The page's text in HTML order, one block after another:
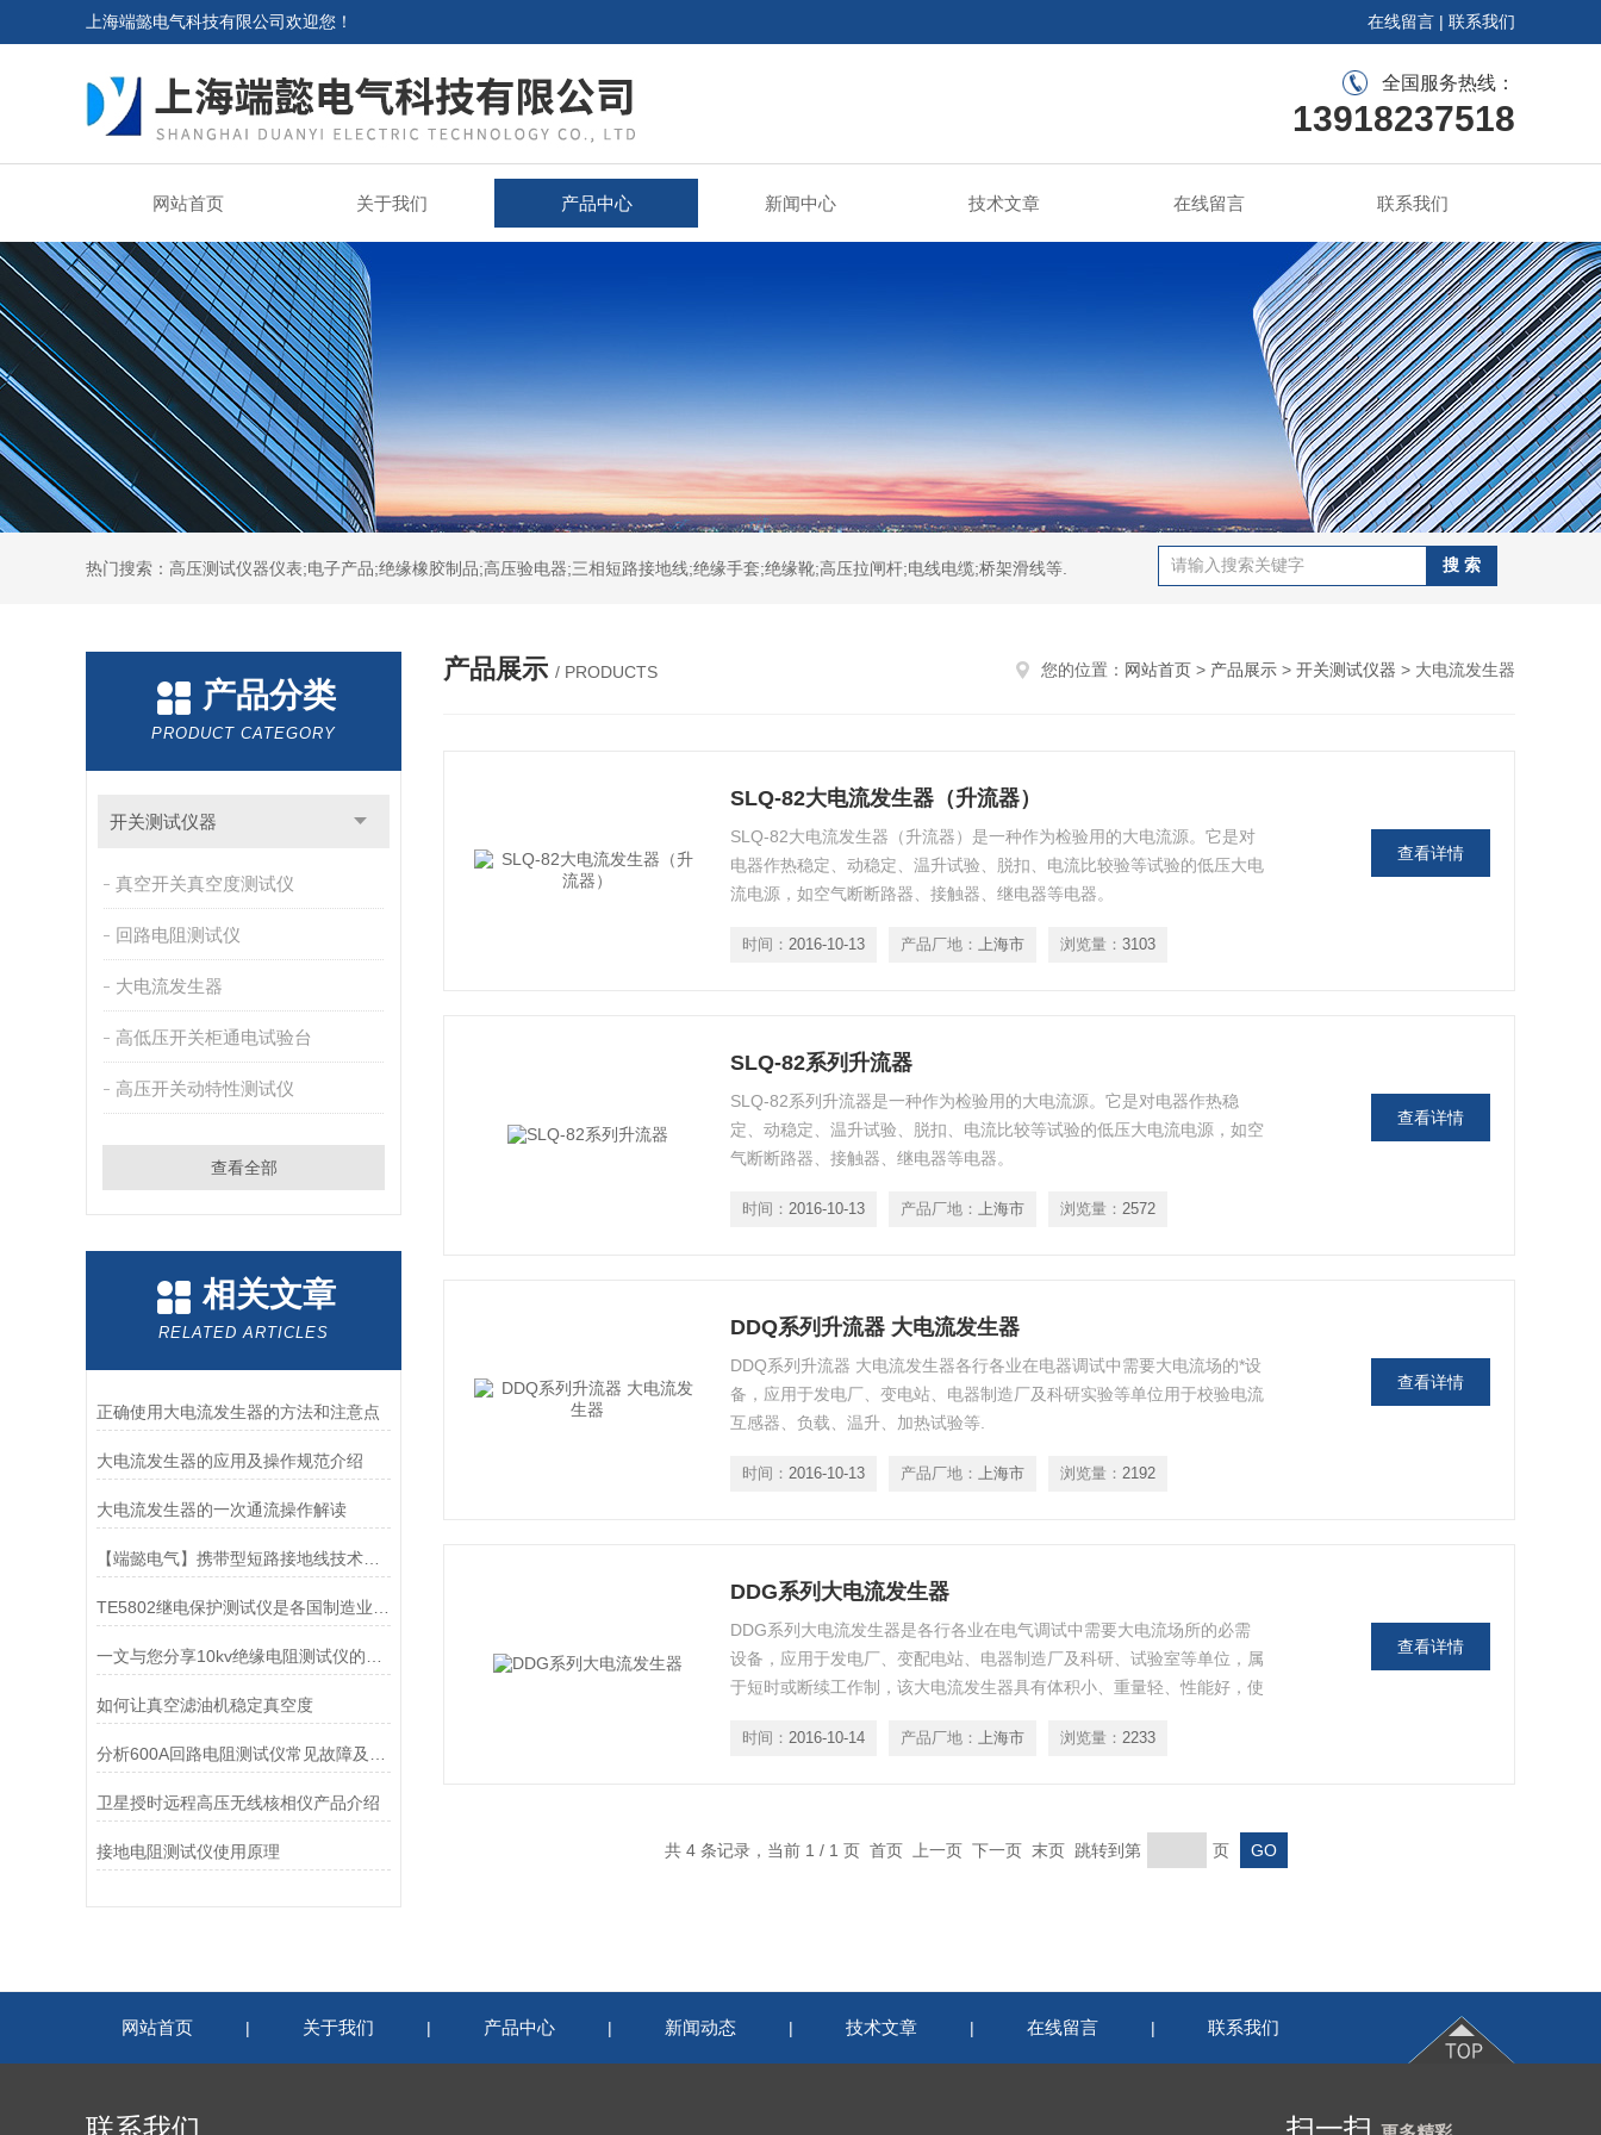
上海端懿电气科技有限公司欢迎您！ 在线留言 | 联系我们
全国服务热线：
13918237518
网站首页 关于我们 产品中心 新闻中心 技术文章 在线留言 联系我们
热门搜索：高压测试仪器仪表;电子产品;绝缘橡胶制品;高压验电器;三相短路接地线;绝缘手套;绝缘靴;高压拉闸杆;电线电缆;桥架滑线等.
产品分类
PRODUCT CATEGORY
开关测试仪器
真空开关真空度测试仪
回路电阻测试仪
大电流发生器
高低压开关柜通电试验台
高压开关动特性测试仪
查看全部
相关文章
RELATED ARTICLES
正确使用大电流发生器的方法和注意点
大电流发生器的应用及操作规范介绍
大电流发生器的一次通流操作解读
【端懿电气】携带型短路接地线技术参数
如何让真空滤油机稳定真空度
卫星授时远程高压无线核相仪产品介绍
接地电阻测试仪使用原理
产品展示 / PRODUCTS 您的位置： 网站首页 > 产品展示 > 开关测试仪器 > 大电流发生器
SLQ-82大电流发生器（升流器）
SLQ-82大电流发生器（升流器）是一种作为检验用的大电流源。它是对
电器作热稳定、动稳定、温升试验、脱扣、电流比较验等试验的低压大电
流电源，如空气断断路器、接触器、继电器等电器。
时间： 2016-10-13 产品厂地： 上海市 浏览量： 3103
查看详情
SLQ-82系列升流器
SLQ-82系列升流器是一种作为检验用的大电流源。它是对电器作热稳
定、动稳定、温升试验、脱扣、电流比较等试验的低压大电流电源，如空
气断断路器、接触器、继电器等电器。
时间： 2016-10-13 产品厂地： 上海市 浏览量： 2572
查看详情
DDQ系列升流器 大电流发生器
DDQ系列升流器 大电流发生器各行各业在电器调试中需要大电流场的*设
备，应用于发电厂、变电站、电器制造厂及科研实验等单位用于校验电流
互感器、负载、温升、加热试验等.
时间： 2016-10-13 产品厂地： 上海市 浏览量： 2192
查看详情
DDG系列大电流发生器
DDG系列大电流发生器是各行各业在电气调试中需要大电流场所的必需
设备，应用于发电厂、变配电站、电器制造厂及科研、试验室等单位，属
于短时或断续工作制，该大电流发生器具有体积小、重量轻、性能好，使
时间： 2016-10-14 产品厂地： 上海市 浏览量： 2233
查看详情
共 4 条记录，当前 1 / 1 页 首页 上一页 下一页 末页 跳转到第 页
网站首页 | 关于我们 | 产品中心 | 新闻动态 | 技术文章 | 在线留言 | 联系我们
联系我们 扫一扫